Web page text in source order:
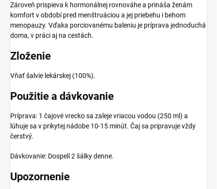
Zároveň prispieva k hormonálnej rovnováhe a prináša ženám
komfort v období pred menštruáciou a jej priebehu i behom
menopauzy. Vďaka porciovanému baleniu je príprava jednoduchá
doma, v práci aj na cestách.
Zloženie
Vňať šalvie lekárskej (100%).
Použitie a dávkovanie
Príprava: 1 čajové vrecko sa zaleje vriacou vodou (250 ml) a
lúhuje sa v prikytej nádobe 10-15 minút. Čaj sa pripravuje vždy
čerstvý.
Dávkovanie: Dospelí 2 šálky denne.
Upozornenie